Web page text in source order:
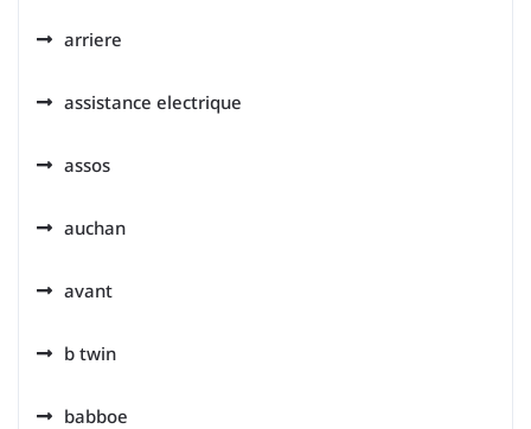
arriere
assistance electrique
assos
auchan
avant
b twin
babboe